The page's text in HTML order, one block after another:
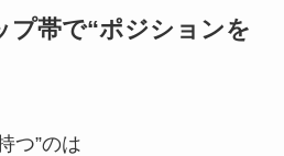
プ帯で“ポジションを
つ”のは